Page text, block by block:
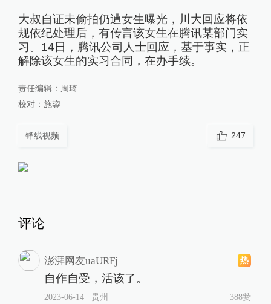
大叔自证未偷拍仍遭女生曝光，川大回应将依
规依纪处理后，有传言该女生在腾讯某部门实
习。14日，腾讯公司人士回应，基于事实，正
解除该女生的实习合同，在办手续。
责任编辑： 周琦
校对： 施鋆
锋线视频 247
评论
澎湃网友uaURFj
自作自受，活该了。
2023-06-14∙ 贵州 388赞